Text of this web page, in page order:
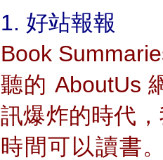
1. 好站報報
Book
聽的 AboutUs
訊爆炸的時代
時間可以讀書